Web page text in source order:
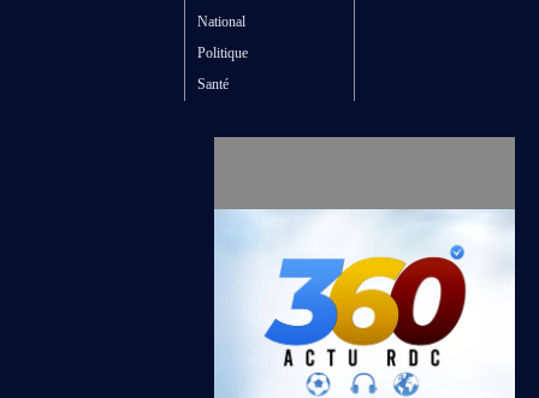
National
Politique
Santé